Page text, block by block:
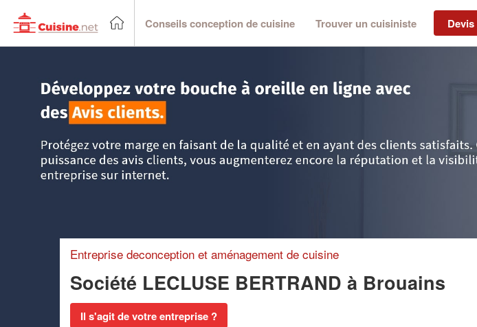
Conseils conception de cuisine Trouver un cuisiniste
Entreprise deconception et aménagement de cuisine
Société LECLUSE BERTRAND à Brouains
Il s'agit de votre entreprise ?